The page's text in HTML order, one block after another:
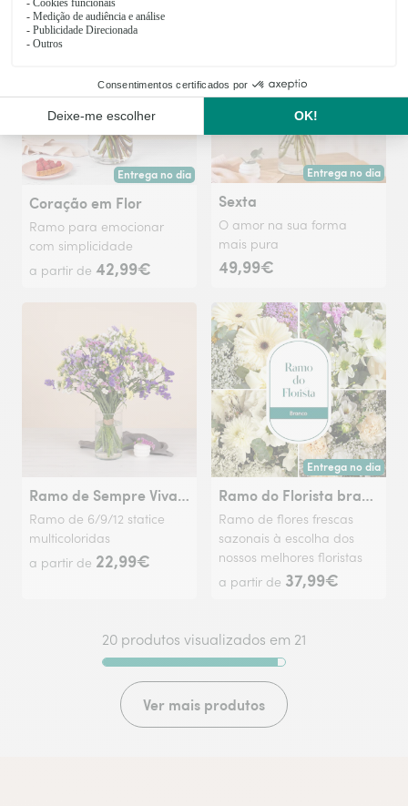
Entrega no dia
Entrega hoje ou na data à tua escolha.
Coração em Flor
Ramo para emocionar
com simplicidade
a partir de 42,99€
Entrega no dia
Entrega hoje ou na
Sexta
O amor na sua forma
mais pura
49,99€
Ramo de Sempre Vivas Multicolorido
Ramo de 6/9/12 statice
multicoloridas
a partir de 22,99€
Entrega no dia
Entrega hoje ou na
Ramo do Florista branco
Ramo de flores frescas
sazonais à escolha dos
nossos melhores floristas
a partir de 37,99€
20 produtos visualizados em 21
Ver mais produtos